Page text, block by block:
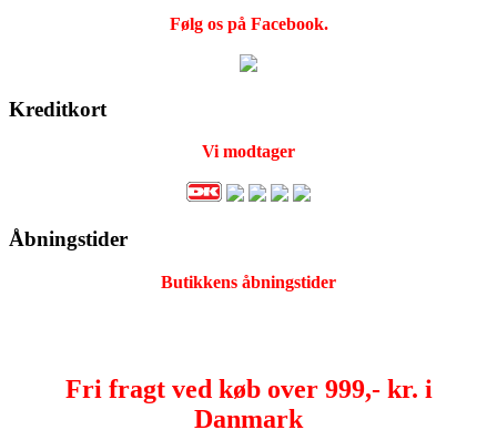
Følg os på Facebook.
Kreditkort
Vi modtager
Åbningstider
Butikkens åbningstider
Fri fragt ved køb over 999,- kr. i
Danmark